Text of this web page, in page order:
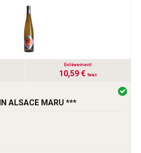
Enlèvement
10,59 € tvac
ALSACE MARU ***